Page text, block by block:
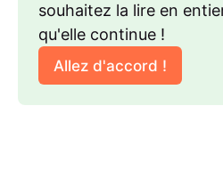
souhaitez la lire en
qu'elle continue !
Allez d'accord !